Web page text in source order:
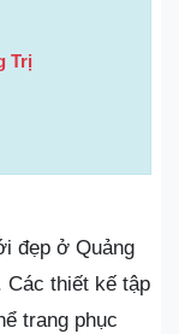
Trị
đẹp ở Quảng
Các thiết kế tập
trang phục